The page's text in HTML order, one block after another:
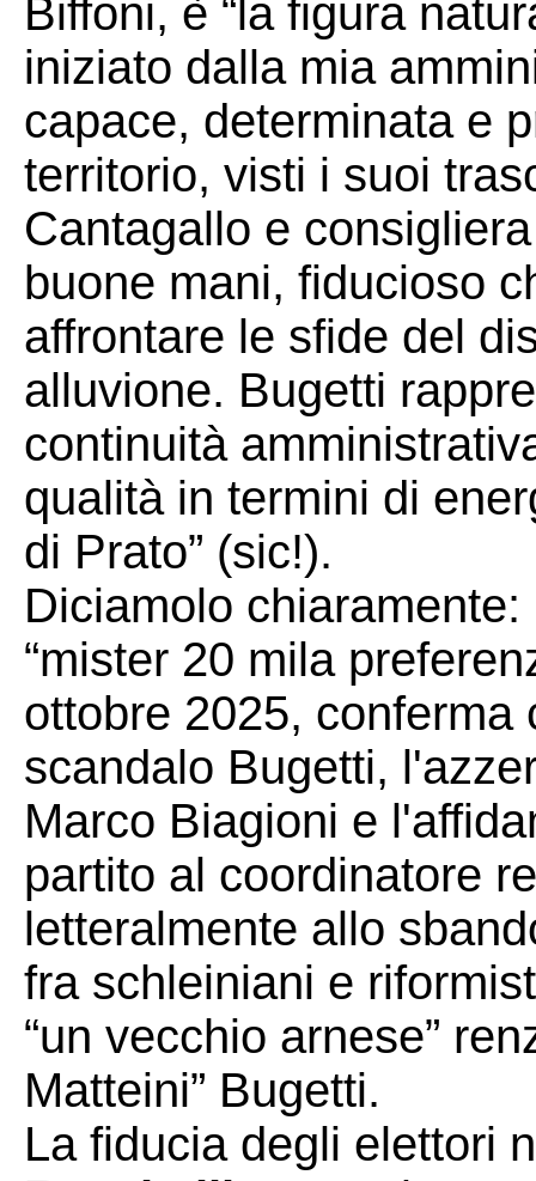
Biffoni, è “la figura
iniziato dalla mia
capace, determinata e
territorio, visti i suoi
Cantagallo e
buone mani, fiducioso
affrontare le sfide del
alluvione. Bugetti
continuità
qualità in termini di
di Prato” (sic!).
Diciamolo
“mister 20 mila
ottobre 2025,
scandalo Bugetti,
Marco Biagioni e
partito al coordinatore
letteralmente allo
fra schleiniani e
“un vecchio arnese”
Matteini” Bugetti.
La fiducia degli elettori